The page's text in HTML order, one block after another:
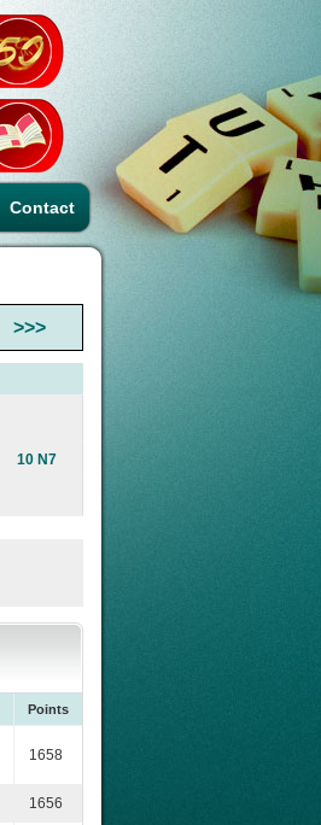
Contact
>>>
10 N7
Points
1658
1656